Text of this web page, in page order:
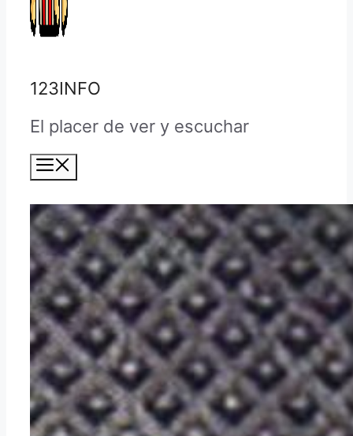
123INFO
El placer de ver y escuchar